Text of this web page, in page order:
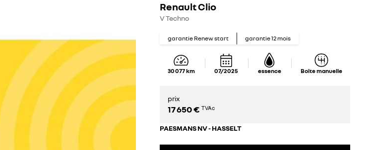
Renault Clio
V Techno
garantie Renew start garantie12 mois
30 077km 07/2025 essence Boîte manuelle
prix
17 650 € TVAc
PAESMANS NV - HASSELT